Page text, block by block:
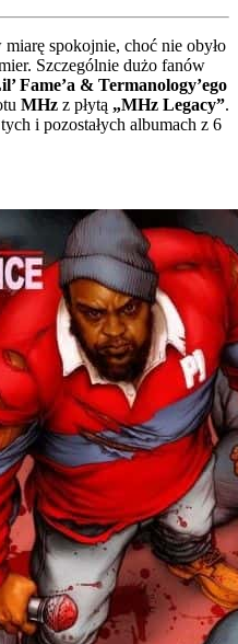
miarę spokojnie, choć nie obyło
Szczególnie dużo fanów
Fame’a & Termanology’ego
MHz z płytą „MHz Legacy”.
i pozostałych albumach z 6